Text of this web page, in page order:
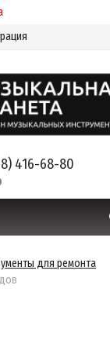
416-68-80
для ремонта